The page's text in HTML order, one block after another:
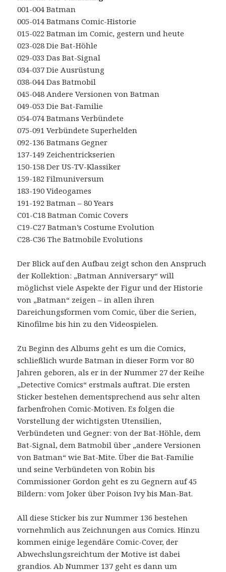
001-004 Batman
005-014 Batmans Comic-Historie
015-022 Batman im Comic, gestern und heute
023-028 Die Bat-Höhle
029-033 Das Bat-Signal
034-037 Die Ausrüstung
038-044 Das Batmobil
045-048 Andere Versionen von Batman
049-053 Die Bat-Familie
054-074 Batmans Verbündete
075-091 Verbündete Superhelden
092-136 Batmans Gegner
137-149 Zeichentrickserien
150-158 Der US-TV-Klassiker
159-182 Filmuniversum
183-190 Videogames
191-192 Batman – 80 Years
C01-C18 Batman Comic Covers
C19-C27 Batman’s Costume Evolution
C28-C36 The Batmobile Evolutions
Der Blick auf den Aufbau zeigt schon den Anspruch
der Kollektion: „Batman Anniversary“ will
möglichst viele Aspekte der Figur und der Historie
von „Batman“ zeigen – in allen ihren
Dareichungsformen vom Comic, über die Serien,
Kinofilme bis hin zu den Videospielen.
Zu Beginn des Albums geht es um die Comics,
schließlich wurde Batman in dieser Form vor 80
Jahren geboren, als er in der Nummer 27 der Reihe
„Detective Comics“ erstmals auftrat. Die ersten
Sticker bestehen dementsprechend aus sehr alten
farbenfrohen Comic-Motiven. Es folgen die
Vorstellung der wichtigsten Utensilien,
Verbündeten und Gegner: von der Bat-Höhle, dem
Bat-Signal, dem Batmobil über „andere Versionen
von Batman“ wie Bat-Mite. Über die Bat-Familie
und seine Verbündeten von Robin bis
Commissioner Gordon geht es zu Gegnern auf 45
Bildern: vom Joker über Poison Ivy bis Man-Bat.
All diese Sticker bis zur Nummer 136 bestehen
vornehmlich aus Zeichnungen aus Comics. Hinzu
kommen einige legendäre Comic-Cover, der
Abwechslungsreichtum der Motive ist dabei
grandios. Ab Nummer 137 geht es dann um